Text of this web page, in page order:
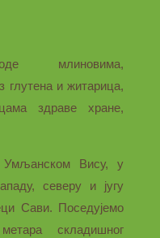
млиновима,
глутена и житарица,
здраве хране,
Вису, у
северу и југу
Сави. Поседујемо
складишног